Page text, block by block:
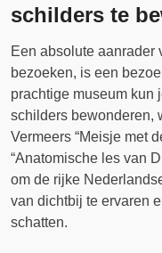
schilders te
Een absolute aanrader
bezoeken, is een
prachtige museum kun
schilders bewonderen,
Vermeers “Meisje met
“Anatomische les van
om de rijke
van dichtbij te ervaren
schatten.